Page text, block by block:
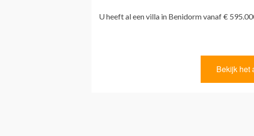
U heeft al een villa in Benidorm vanaf €